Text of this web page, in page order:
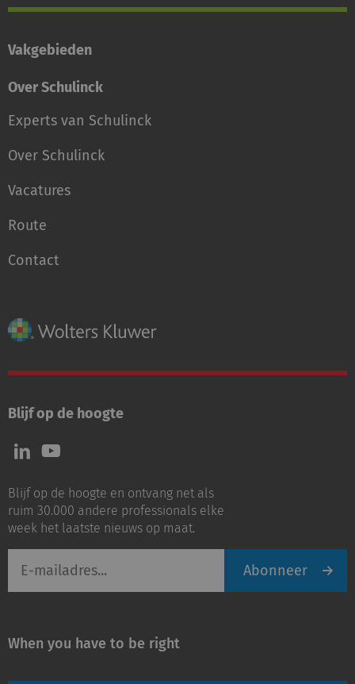
Vakgebieden
Over Schulinck
Experts van Schulinck
Over Schulinck
Vacatures
Route
Contact
Blijf op de hoogte
Volg
ons
LinkedIn
Volg
ons
Youtube
Blijf op de hoogte en ontvang net als
ruim 30.000 andere professionals elke
week het laatste nieuws op maat.
mailadres
Abonneer
When you have to be right